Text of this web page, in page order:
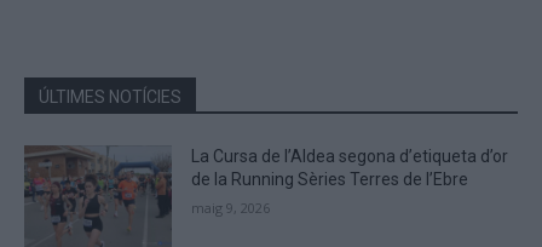
the
CAPTCHA
to
verify
that
you
ÚLTIMES NOTÍCIES
La Cursa de l’Aldea segona d’etiqueta d’or
de la Running Sèries Terres de l’Ebre
maig 9, 2026